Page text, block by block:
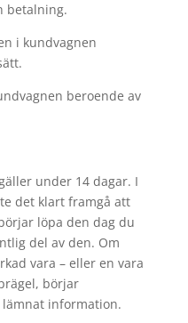
betalning.
i kundvagnen
beroende av
under 14 dagar. I
det klart framgå att
löpa den dag du
del av den. Om
vara – eller en vara
börjar
information.